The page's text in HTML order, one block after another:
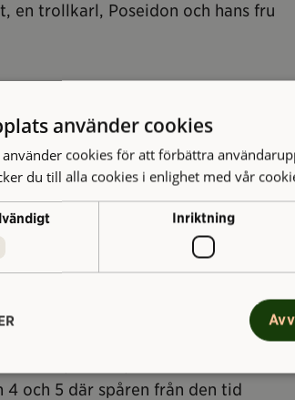
en trollkarl, Poseidon och hans fru
som tar besökarna med på en
visas för allmänheten. Hör
för Sverige i Kronhuset och om
fordon, uniformer och annan
och 5 där spåren från den tid
använder cookies
cookies för att förbättra
du till alla cookies i enlighet med vår
Inriktning